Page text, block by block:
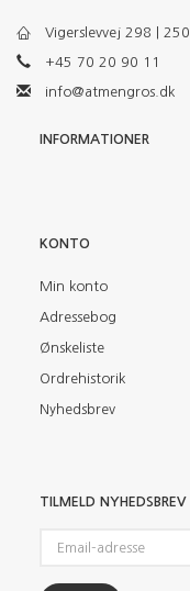
Vigerslevvej 298 |
+45 70 20 90 11
info@atmengros.dk
INFORMATIONER
KONTO
Min konto
Adressebog
Ønskeliste
Ordrehistorik
Nyhedsbrev
TILMELD NYHEDSBREV
adresse